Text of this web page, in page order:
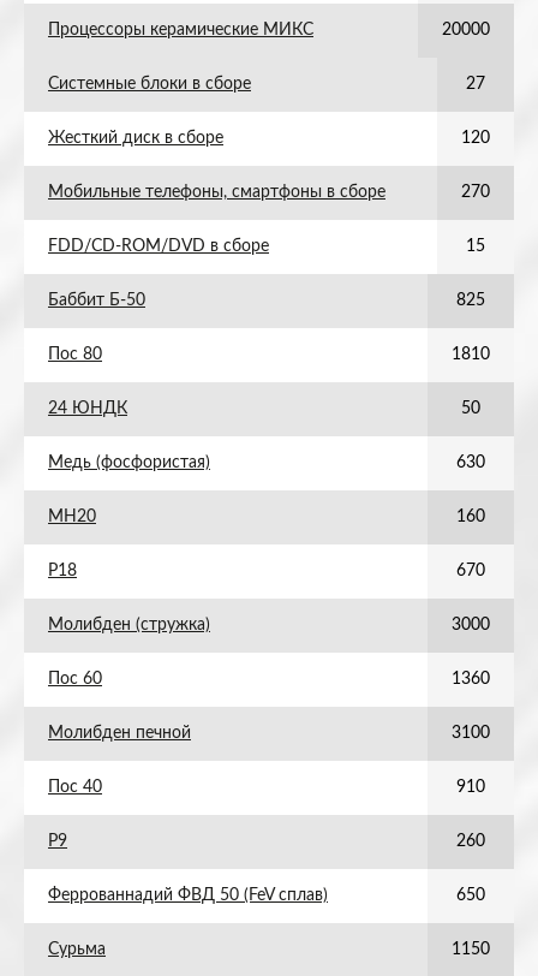
Процессоры керамические МИКС 20000
Системные блоки в сборе 27
Жесткий диск в сборе 120
Мобильные телефоны, смартфоны в сборе 270
FDD/CD-ROM/DVD в сборе 15
Баббит Б-50 825
Пос 80 1810
24 ЮНДК 50
Медь (фосфористая) 630
МН20 160
Р18 670
Молибден (стружка) 3000
Пос 60 1360
Молибден печной 3100
Пос 40 910
Р9 260
Феррованнадий ФВД 50 (FeV сплав) 650
Сурьма 1150